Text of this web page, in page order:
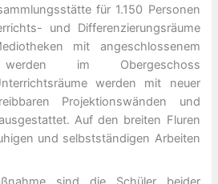
für 1.150 Personen
und Differenzierungsräume
mit angeschlossenem
werden im Obergeschoss
werden mit neuer
Projektionswänden und
Auf den breiten Fluren
und selbstständigen Arbeiten